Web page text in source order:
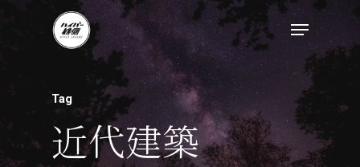
Tag
近代建築